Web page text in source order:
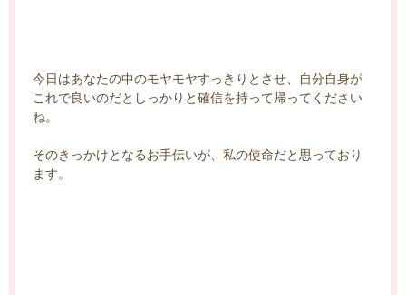
今日はあなたの中のモヤモヤすっきりとさせ、自分自身が
これで良いのだとしっかりと確信を持って帰ってください
ね。
そのきっかけとなるお手伝いが、私の使命だと思っており
ます。